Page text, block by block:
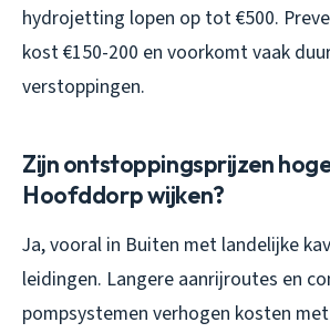
hydrojetting lopen op tot €500.
kost €150-200 en voorkomt vaak
verstoppingen.
Zijn ontstoppingsprijzen
Hoofddorp wijken?
Ja, vooral in Buiten met landelijke
leidingen. Langere aanrijroutes en
pompsystemen verhogen kosten